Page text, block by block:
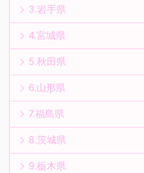
3.岩手県
4.宮城県
5.秋田県
6.山形県
7.福島県
8.茨城県
9.栃木県